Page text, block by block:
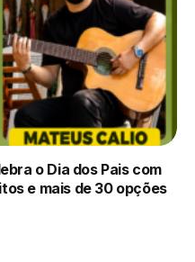
o Dia dos Pais com
e mais de 30 opções